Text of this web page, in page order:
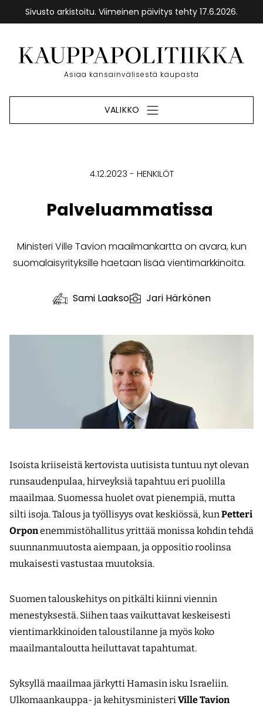
Sivusto arkistoitu. Viimeinen päivitys tehty 17.6.2026.
sisältöön
Etusivu
Asiaa kansainvälisestä kaupasta
VALIKKO
4.12.2023 HENKILÖT
Palveluammatissa
Ministeri Ville Tavion maailmankartta on avara, kun
suomalaisyrityksille haetaan lisää vientimarkkinoita.
Sami Laakso Jari Härkönen
Isoista kriiseistä kertovista uutisista tuntuu nyt olevan
runsaudenpulaa, hirveyksiä tapahtuu eri puolilla
maailmaa. Suomessa huolet ovat pienempiä, mutta
silti isoja. Talous ja työllisyys ovat keskiössä, kunPetteri
Orponenemmistöhallitus yrittää monissa kohdin tehdä
suunnanmuutosta aiempaan, ja oppositio roolinsa
mukaisesti vastustaa muutoksia.
Suomen talouskehitys on pitkälti kiinni viennin
menestyksestä. Siihen taas vaikuttavat keskeisesti
vientimarkkinoiden taloustilanne ja myös koko
maailmantaloutta heiluttavat tapahtumat.
Syksyllä maailmaa järkytti Hamasin isku Israeliin.
Ulkomaankauppa- ja kehitysministeriVille Tavion